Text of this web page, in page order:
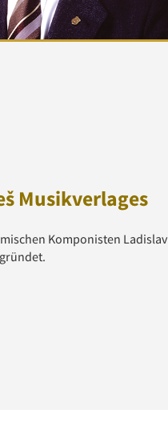
Musikverlages
Komponisten Ladislav